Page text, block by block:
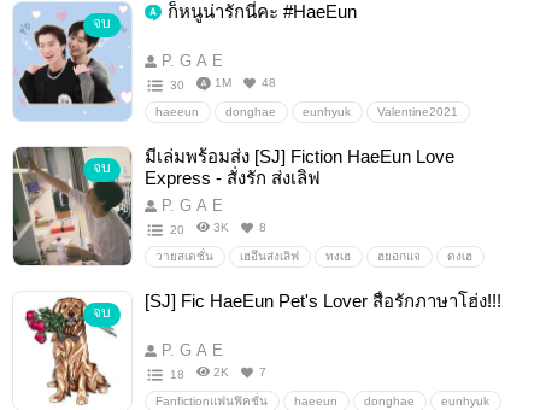
DaouOffroad ต้าห์อู๋ ออฟโรด
จบ
ก็หนูน่ารักนี่คะ #HaeEun
P. G A E
30 1M 48
haeeun donghae eunhyuk Valentine2021
จบ
มีเล่มพร้อมส่ง [SJ] Fiction HaeEun Love
Express - สั่งรัก ส่งเลิฟ
P. G A E
20 3K 8
วายสเตชั่น เฮอึนส่งเลิฟ ทงเฮ ฮยอกแจ ดงเฮ
haeeun superjunior #HAEEUN fichaeeun
Eunhae
จบ
[SJ] Fic HaeEun Pet's Lover สื่อรักภาษาโฮ่ง!!!
P. G A E
18 2K 7
Fanfictionแฟนฟิคชั่น haeeun donghae eunhyuk